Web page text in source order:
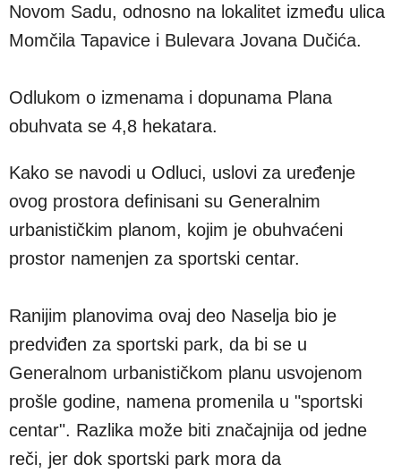
Novom Sadu, odnosno na lokalitet između ulica
Momčila Tapavice i Bulevara Jovana Dučića.
Odlukom o izmenama i dopunama Plana
obuhvata se 4,8 hekatara.
Kako se navodi u Odluci, uslovi za uređenje
ovog prostora definisani su Generalnim
urbanističkim planom, kojim je obuhvaćeni
prostor namenjen za sportski centar.
Ranijim planovima ovaj deo Naselja bio je
predviđen za sportski park, da bi se u
Generalnom urbanističkom planu usvojenom
prošle godine, namena promenila u "sportski
centar". Razlika može biti značajnija od jedne
reči, jer dok sportski park mora da